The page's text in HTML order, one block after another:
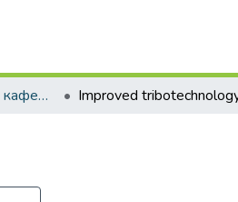
Наукові публікації кафедри ЕРМ